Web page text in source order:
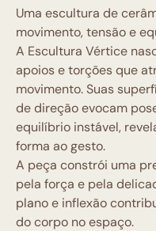
Uma escultura de
movimento, tensão e
A Escultura Vértice
apoios e torções que
movimento. Suas
de direção evocam
equilíbrio instável,
forma ao gesto.
A peça constrói uma
pela força e pela
plano e inflexão
do corpo no espaço.